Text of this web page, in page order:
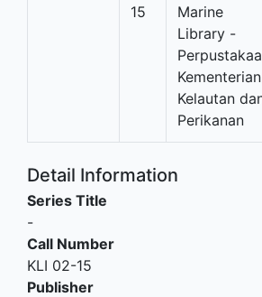
15
Marine
Library -
Kementerian
Kelautan
Perikanan
Detail Information
Series Title
-
Call Number
KLI 02-15
Publisher